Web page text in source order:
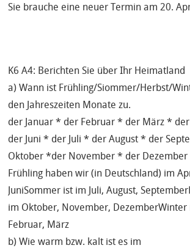
Sie brauche eine neuer Termin am 20.
K6 A4: Berichten Sie über Ihr Heimatland
a) Wann ist Frühling/Siommer/Herbst/
den Jahreszeiten Monate zu.
der Januar * der Februar * der März *
der Juni * der Juli * der August * der
Oktober *der November * der Dezember
Frühling haben wir (in Deutschland) im
JuniSommer ist im Juli, August,
im Oktober, November, DezemberWinter
Februar, März
b) Wie warm bzw. kalt ist es im